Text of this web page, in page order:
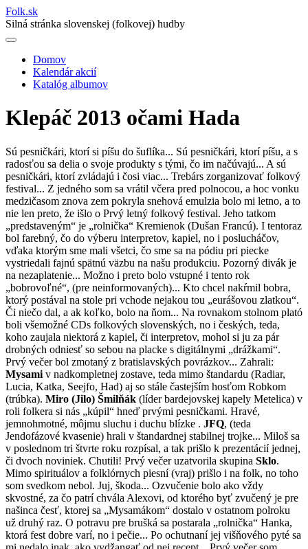
Folk.sk
Silná stránka slovenskej (folkovej) hudby
Main
navigation
Domov
Kalendár akcií
Katalóg albumov
Klepáč 2013 očami Hada
Sú pesničkári, ktorí si píšu do šuflíka... Sú pesničkári, ktorí píšu, a s
radosťou sa delia o svoje produkty s tými, čo im načúvajú... A sú
pesničkári, ktorí zvládajú i čosi viac... Trebárs zorganizovať folkový
festival... Z jedného som sa vrátil včera pred polnocou, a hoc vonku
medzičasom znova zem pokryla snehová emulzia bolo mi letno, a to
nie len preto, že išlo o Prvý letný folkový festival. Jeho tatkom
„predstaveným“ je „rolnička“ Kremienok (Dušan Francú). I tentoraz
bol farebný, čo do výberu interpretov, kapiel, no i poslucháčov,
vďaka ktorým sme mali všetci, čo sme sa na pódiu pri piecke
vystriedali fajnú spätnú väzbu na našu produkciu. Pozorný divák je
na nezaplatenie... Možno i preto bolo vstupné i tento rok
„bobrovoľné“, (pre neinformovaných)... Kto chcel nakŕmil bobra,
ktorý postával na stole pri vchode nejakou tou „eurášovou zlatkou“.
Či niečo dal, a ak koľko, bolo na ňom... Na rovnakom stolnom plató
boli všemožné CDs folkových slovenských, no i českých, teda,
koho zaujala niektorá z kapiel, či interpretov, mohol si ju za pár
drobných odniesť so sebou na placke s digitálnymi „drážkami“.
Prvý večer bol zmotaný z bratislavských povrázkov... Zahrali:
Mysami v nadkompletnej zostave, teda mimo štandardu (Radiar,
Lucia, Katka, Seejfo, Had) aj so stále častejším hosťom Robkom
(trúbka). Miro (Jilo) Šmilňák (líder bardejovskej kapely Metelica) v
roli folkera si nás „kúpil“ hneď prvými pesničkami. Hravé,
jemnohmotné, môjmu sluchu i duchu blízke . JFQ, (teda
Jendofázové kvasenie) hrali v štandardnej stabilnej trojke... Miloš sa
v poslednom tri štvrte roku rozpísal, a tak prišlo k prezentácií jednej,
či dvoch noviniek. Chutili! Prvý večer uzatvorila skupina Sklo.
Mimo spirituálov a folklórnych piesní (vraj) prišlo i na folk, no toho
som svedkom nebol. Juj, škoda... Ozvučenie bolo ako vždy
skvostné, za čo patrí chvála Alexovi, od ktorého byť zvučený je pre
našinca česť, ktorej sa „Mysamákom“ dostalo v ostatnom polroku
už druhý raz. O potravu pre brušká sa postarala „rolnička“ Hanka,
ktorá fest dobre varí, no i pečie... Po ochutnaní jej višňového pyté sa